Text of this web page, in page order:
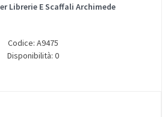
Librerie E Scaffali Archimede
Codice: A9475
Disponibilità: 0